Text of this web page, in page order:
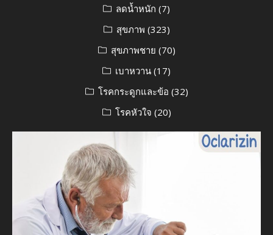
ลดน้ำหนัก (7)
สุขภาพ (323)
สุขภาพชาย (70)
เบาหวาน (17)
โรคกระดูกและข้อ (32)
โรคหัวใจ (20)